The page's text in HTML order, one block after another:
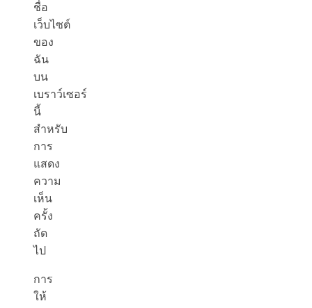
ชื่อ
เว็บไซต์
ของ
ฉัน
บน
เบราว์เซอร์
นี้
สำหรับ
การ
แสดง
ความ
เห็น
ครั้ง
ถัด
ไป
การ
ให้